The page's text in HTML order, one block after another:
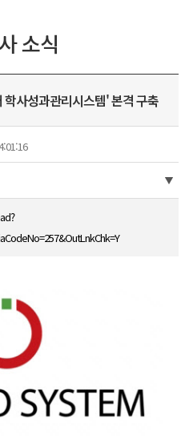
소식
사성과관리시스템' 본격 구축